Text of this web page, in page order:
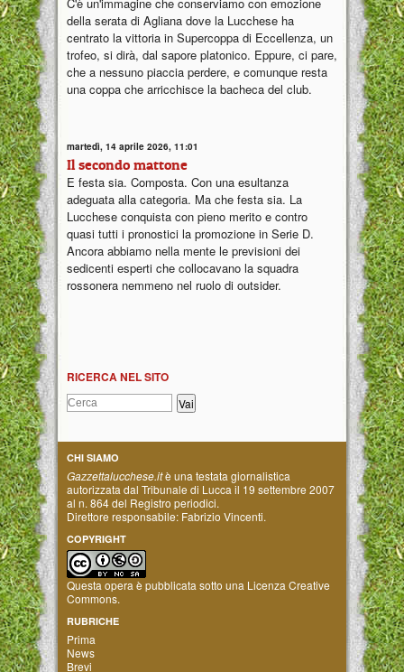
C'è un'immagine che conserviamo con emozione
della serata di Agliana dove la Lucchese ha
centrato la vittoria in Supercoppa di Eccellenza, un
trofeo, si dirà, dal sapore platonico. Eppure, ci pare,
che a nessuno piaccia perdere, e comunque resta
una coppa che arricchisce la bacheca del club.
martedì, 14 aprile 2026, 11:01
Il secondo mattone
E festa sia. Composta. Con una esultanza
adeguata alla categoria. Ma che festa sia. La
Lucchese conquista con pieno merito e contro
quasi tutti i pronostici la promozione in Serie D.
Ancora abbiamo nella mente le previsioni dei
sedicenti esperti che collocavano la squadra
rossonera nemmeno nel ruolo di outsider.
RICERCA NEL SITO
CHI SIAMO
Gazzettalucchese.itè una testata giornalistica
autorizzata dal Tribunale di Lucca il 19 settembre 2007
al n. 864 del Registro periodici.
Direttore responsabile: Fabrizio Vincenti.
COPYRIGHT
Questa opera è pubblicata sotto una Licenza Creative
Commons.
RUBRICHE
Prima
News
Brevi